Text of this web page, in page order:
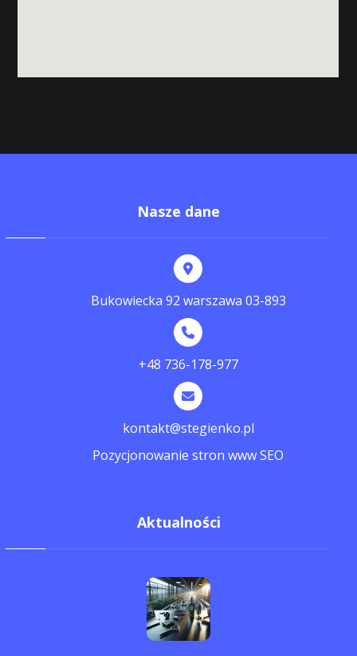
Nasze dane
Bukowiecka 92 warszawa 03-893
+48 736-178-977
kontakt@stegienko.pl
Pozycjonowanie stron www SEO
Aktualności